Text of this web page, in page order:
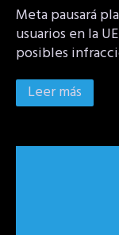
Meta pausará
usuarios en la
posibles
Leer más